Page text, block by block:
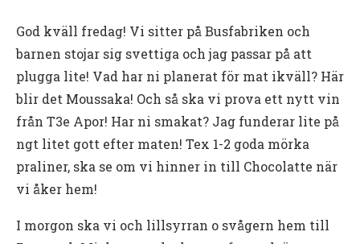
God kväll fredag! Vi sitter på Busfabriken och
barnen stojar sig svettiga och jag passar på att
plugga lite! Vad har ni planerat för mat ikväll? Här
blir det Moussaka! Och så ska vi prova ett nytt vin
från T3e Apor! Har ni smakat? Jag funderar lite på
ngt litet gott efter maten! Tex 1-2 goda mörka
praliner, ska se om vi hinner in till Chocolatte när
vi åker hem!
I morgon ska vi och lillsyrran o svågern hem till